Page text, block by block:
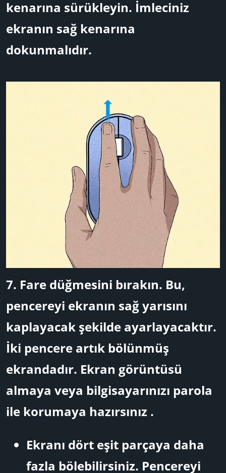
kenarına sürükleyin. İmleciniz
ekranın sağ kenarına
dokunmalıdır.
7. Fare düğmesini bırakın. Bu,
pencereyi ekranın sağ yarısını
kaplayacak şekilde ayarlayacaktır.
İki pencere artık bölünmüş
ekrandadır. Ekran görüntüsü
almaya veya bilgisayarınızı parola
ile korumaya hazırsınız .
Ekranı dört eşit parçaya daha
fazla bölebilirsiniz. Pencereyi